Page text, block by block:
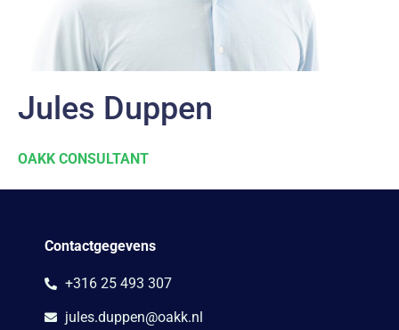
Contactgegevens
+316 25 493 307
jules.duppen@oakk.nl
Jules Duppen
OAKK CONSULTANT